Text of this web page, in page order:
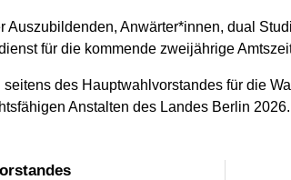
Anwärter*innen, dual
für die kommende zweijährige
des Hauptwahlvorstandes für die
Anstalten des Landes Berlin 2026.